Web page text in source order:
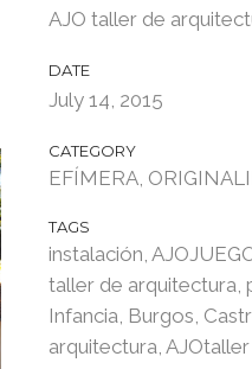
AJO taller de
DATE
July 14, 2015
CATEGORY
EFÍMERA,
TAGS
instalación,
taller de arquitectura,
Infancia, Burgos,
arquitectura, AJOtaller